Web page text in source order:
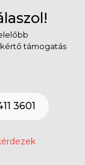
támogatás
3601